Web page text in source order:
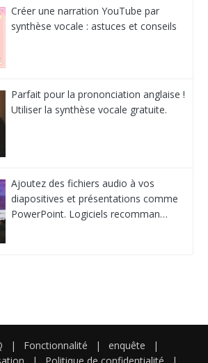
Créer une narration YouTube par
synthèse vocale : astuces et conseils
Parfait pour la prononciation anglaise !
Utiliser la synthèse vocale gratuite.
Ajoutez des fichiers audio à vos
diapositives et présentations comme
PowerPoint. Logiciels recomman…
| Fonctionnalité | enquête
|